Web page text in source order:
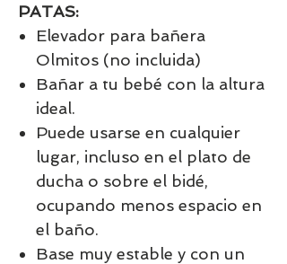
PATAS:
Elevador para bañera
Olmitos (no incluida)
Bañar a tu bebé con la altura
ideal.
Puede usarse en cualquier
lugar, incluso en el plato de
ducha o sobre el bidé,
ocupando menos espacio en
el baño.
Base muy estable y con un